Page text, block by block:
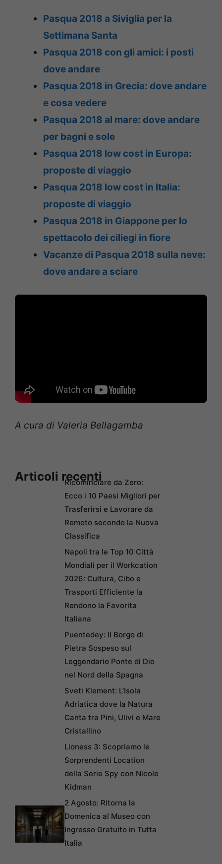
Pasqua 2018 a Siviglia per la
Settimana Santa
Pasqua 2018 con gli amici: i posti
dove andare
Pasqua 2018 in Grecia: dove andare
e cosa vedere
Pasqua 2018 al mare: dove andare
per bagni e sole
Pasqua 2018 low cost in Europa:
proposte di viaggio
Pasqua 2018 low cost in Italia:
proposte di viaggio
Pasqua 2018 in Giappone per lo
spettacolo dei ciliegi in fiore
Vacanze di Pasqua 2018 sulla neve:
dove andare a sciare
A cura di Valeria Bellagamba
Articoli recentiRicominciare da Zero:
Ecco i 10 Paesi Migliori per
Trasferirsi e Lavorare da
Remoto secondo la Nuova
Classifica
Napoli tra le Top 10 Città
Mondiali per il Workcation
2026: Cultura, Cibo e
Trasporti Efficiente la
Rendono la Favorita
Italiana
Puentedey: Il Borgo di
Pietra Sospeso sul
Leggendario Ponte di Dio
nel Nord della Spagna
Sveti Klement: L’Isola
Adriatica dove la Natura
Canta tra Pini, Ulivi e Mare
Cristallino
Lioness 3: Scopriamo le
Sorprendenti Location
della Serie Spy con Nicole
Kidman
2 Agosto: Ritorna la
Domenica al Museo con
Ingresso Gratuito in Tutta
Italia